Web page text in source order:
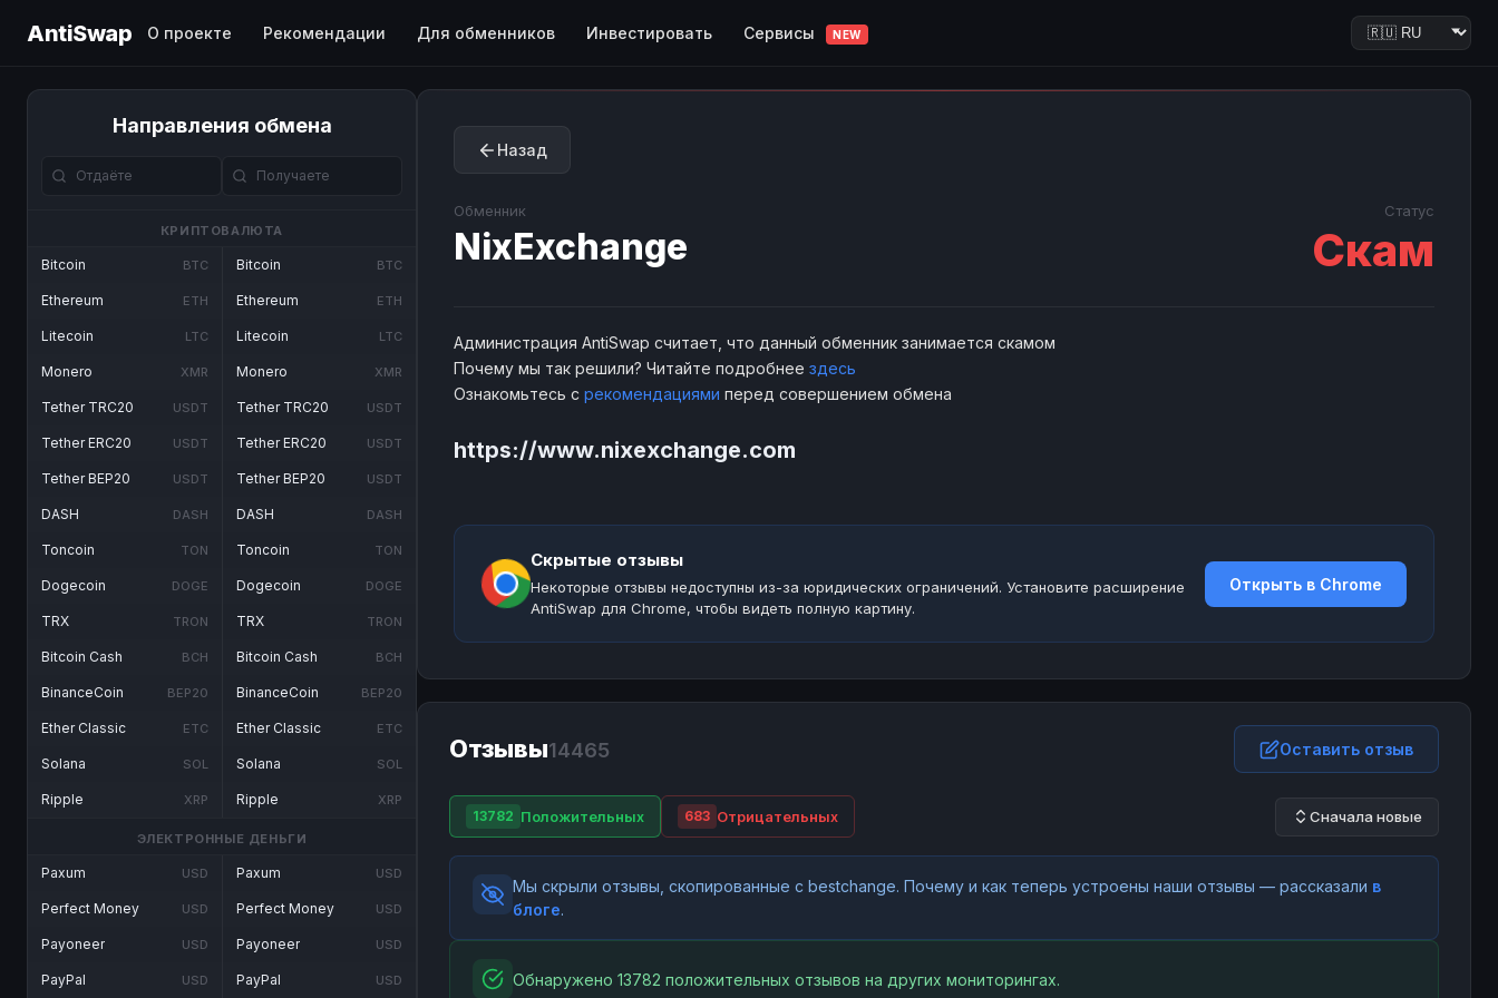
AntiSwap О проекте Рекомендации Для обменников Инвестировать Сервисы NEW
Направления обмена
КРИПТОВАЛЮТА
Bitcoin BTC
Ethereum ETH
Litecoin LTC
Monero XMR
Tether TRC20 USDT
Tether ERC20 USDT
Tether BEP20 USDT
DASH DASH
Toncoin TON
Dogecoin DOGE
TRX TRON
Bitcoin Cash BCH
BinanceCoin BEP20
Ether Classic ETC
Solana SOL
Ripple XRP
Bitcoin BTC
Ethereum ETH
Litecoin LTC
Monero XMR
Tether TRC20 USDT
Tether ERC20 USDT
Tether BEP20 USDT
DASH DASH
Toncoin TON
Dogecoin DOGE
TRX TRON
Bitcoin Cash BCH
BinanceCoin BEP20
Ether Classic ETC
Solana SOL
Ripple XRP
ЭЛЕКТРОННЫЕ ДЕНЬГИ
Paxum USD
Perfect Money USD
Payoneer USD
PayPal USD
Paxum USD
Perfect Money USD
Payoneer USD
PayPal USD
Назад
Обменник
NixExchange
Статус
Скам
Администрация AntiSwap считает, что данный обменник занимается скамом
Почему мы так решили? Читайте подробнее здесь
Ознакомьтесь с рекомендациями перед совершением обмена
https://www.nixexchange.com
Скрытые отзывы
Некоторые отзывы недоступны из-за юридических ограничений. Установите расширение
AntiSwap для Chrome, чтобы видеть полную картину.
Открыть в Chrome
Отзывы14465 Оставить отзыв
13782 Положительных 683 Отрицательных Сначала новые
Мы скрыли отзывы, скопированные с bestchange. Почему и как теперь устроены наши отзывы — рассказали в
блоге.
Обнаружено 13782 положительных отзывов на других мониторингах.